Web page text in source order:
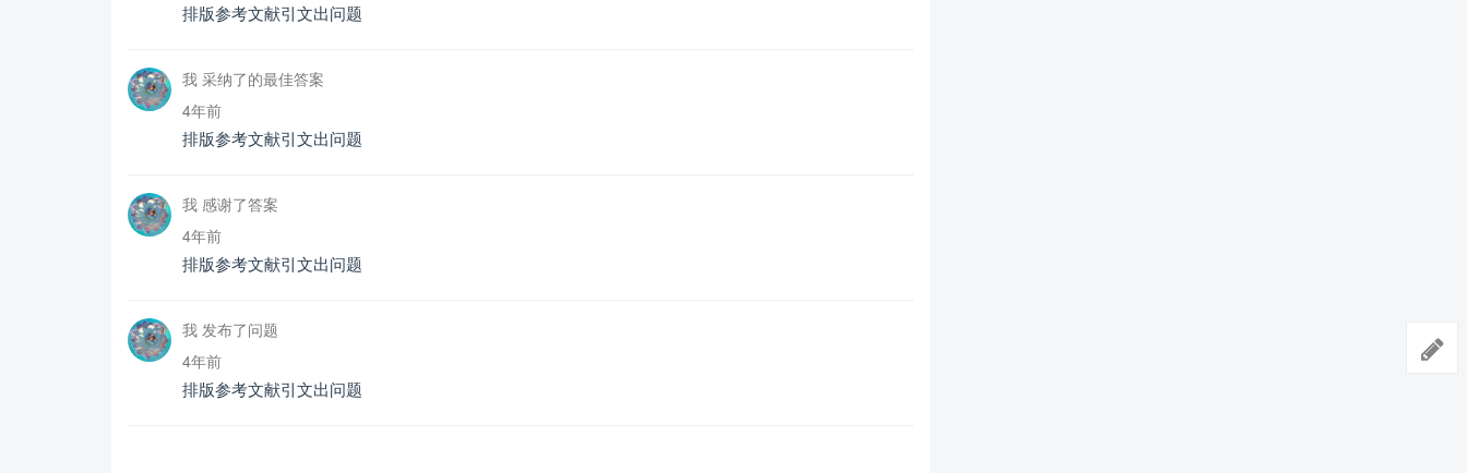
排版参考文献引文出问题
我 采纳了的最佳答案
4年前
排版参考文献引文出问题
我 感谢了答案
4年前
排版参考文献引文出问题
我 发布了问题
4年前
排版参考文献引文出问题